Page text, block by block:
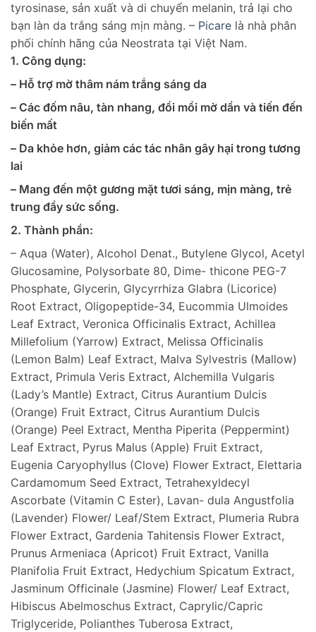
tyrosinase, sản xuất và di chuyển melanin, trả lại cho
bạn làn da trắng sáng mịn màng. – Picare là nhà phân
phối chính hãng của Neostrata tại Việt Nam.
1. Công dụng:
– Hỗ trợ mờ thâm nám trắng sáng da
– Các đốm nâu, tàn nhang, đồi mồi mờ dần và tiến đến
biến mất
– Da khỏe hơn, giảm các tác nhân gây hại trong tương
lai
– Mang đến một gương mặt tươi sáng, mịn màng, trẻ
trung đầy sức sống.
2. Thành phần:
– Aqua (Water), Alcohol Denat., Butylene Glycol, Acetyl
Glucosamine, Polysorbate 80, Dime- thicone PEG-7
Phosphate, Glycerin, Glycyrrhiza Glabra (Licorice)
Root Extract, Oligopeptide-34, Eucommia Ulmoides
Leaf Extract, Veronica Officinalis Extract, Achillea
Millefolium (Yarrow) Extract, Melissa Officinalis
(Lemon Balm) Leaf Extract, Malva Sylvestris (Mallow)
Extract, Primula Veris Extract, Alchemilla Vulgaris
(Lady’s Mantle) Extract, Citrus Aurantium Dulcis
(Orange) Fruit Extract, Citrus Aurantium Dulcis
(Orange) Peel Extract, Mentha Piperita (Peppermint)
Leaf Extract, Pyrus Malus (Apple) Fruit Extract,
Eugenia Caryophyllus (Clove) Flower Extract, Elettaria
Cardamomum Seed Extract, Tetrahexyldecyl
Ascorbate (Vitamin C Ester), Lavan- dula Angustfolia
(Lavender) Flower/ Leaf/Stem Extract, Plumeria Rubra
Flower Extract, Gardenia Tahitensis Flower Extract,
Prunus Armeniaca (Apricot) Fruit Extract, Vanilla
Planifolia Fruit Extract, Hedychium Spicatum Extract,
Jasminum Officinale (Jasmine) Flower/ Leaf Extract,
Hibiscus Abelmoschus Extract, Caprylic/Capric
Triglyceride, Polianthes Tuberosa Extract,